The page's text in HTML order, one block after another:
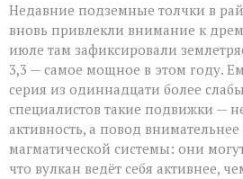
Недавние подземные толчки в
вновь привлекли внимание к
июле там зафиксировали
3,3 — самое мощное в этом году.
серия из одиннадцати более
специалистов такие подвижки —
активность, а повод
магматической системы: они
что вулкан ведёт себя активнее,